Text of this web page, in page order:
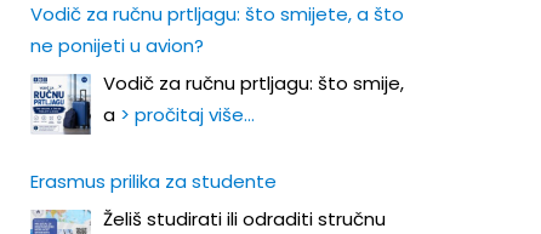
Vodič za ručnu prtljagu: što smijete, a što
ne ponijeti u avion?
Vodič za ručnu prtljagu: što smije,
a > pročitaj više…
Erasmus prilika za studente
Želiš studirati ili odraditi stručnu